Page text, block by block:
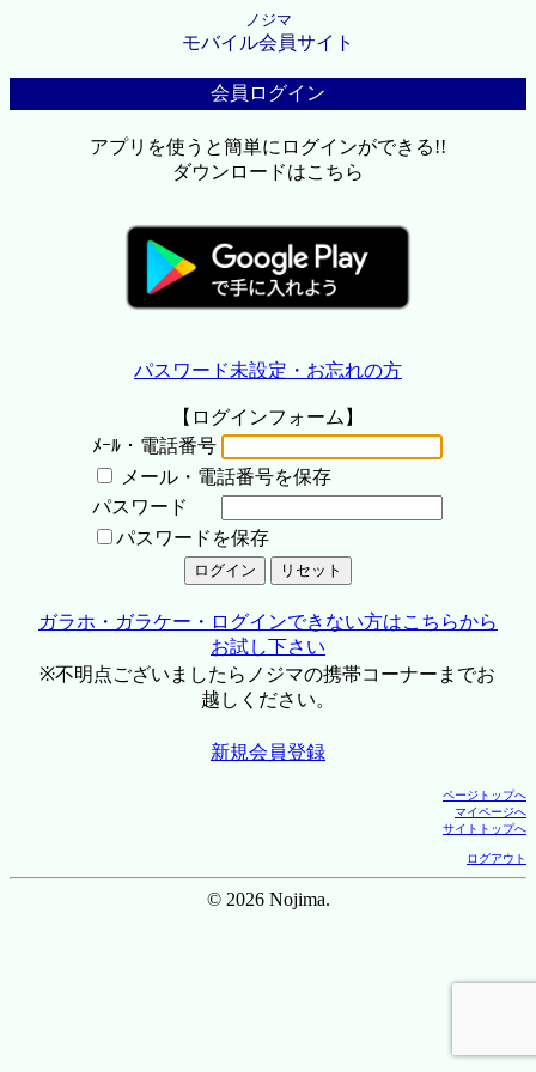
ノジマ
モバイル会員サイト
会員ログイン
アプリを使うと簡単にログインができる!!
ダウンロードはこちら
パスワード未設定・お忘れの方
【ログインフォーム】
ﾒｰﾙ・電話番号
メール・電話番号を保存
パスワード
パスワードを保存
ガラホ・ガラケー・ログインできない方はこちらから
お試し下さい
※不明点ございましたらノジマの携帯コーナーまでお
越しください。
新規会員登録
ページトップへ
マイページへ
サイトトップへ
ログアウト
© 2026 Nojima.